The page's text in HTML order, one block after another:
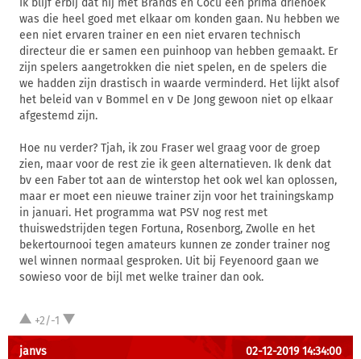
Ik blijf erbij dat hij met Brands en Cocu een prima driehoek
was die heel goed met elkaar om konden gaan. Nu hebben we
een niet ervaren trainer en een niet ervaren technisch
directeur die er samen een puinhoop van hebben gemaakt. Er
zijn spelers aangetrokken die niet spelen, en de spelers die
we hadden zijn drastisch in waarde verminderd. Het lijkt alsof
het beleid van v Bommel en v De Jong gewoon niet op elkaar
afgestemd zijn.
Hoe nu verder? Tjah, ik zou Fraser wel graag voor de groep
zien, maar voor de rest zie ik geen alternatieven. Ik denk dat
bv een Faber tot aan de winterstop het ook wel kan oplossen,
maar er moet een nieuwe trainer zijn voor het trainingskamp
in januari. Het programma wat PSV nog rest met
thuiswedstrijden tegen Fortuna, Rosenborg, Zwolle en het
bekertournooi tegen amateurs kunnen ze zonder trainer nog
wel winnen normaal gesproken. Uit bij Feyenoord gaan we
sowieso voor de bijl met welke trainer dan ook.
+2/-1
janvs 02-12-2019 14:34:00